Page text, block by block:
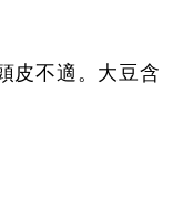
皮不適。大豆含